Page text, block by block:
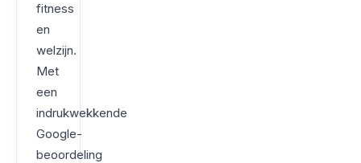
fitness
en
welzijn.
Met
een
indrukwekkende
Google-
beoordeling